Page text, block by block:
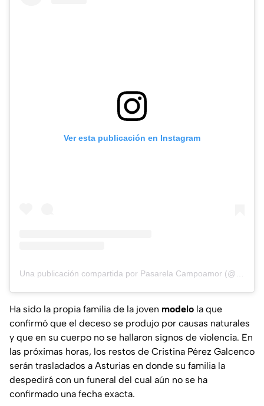
Ver esta publicación en Instagram
Ha sido la propia familia de la joven modelo la que
confirmó que el deceso se produjo por causas naturales
y que en su cuerpo no se hallaron signos de violencia. En
las próximas horas, los restos de Cristina Pérez Galcenco
serán trasladados a Asturias en donde su familia la
despedirá con un funeral del cual aún no se ha
confirmado una fecha exacta.